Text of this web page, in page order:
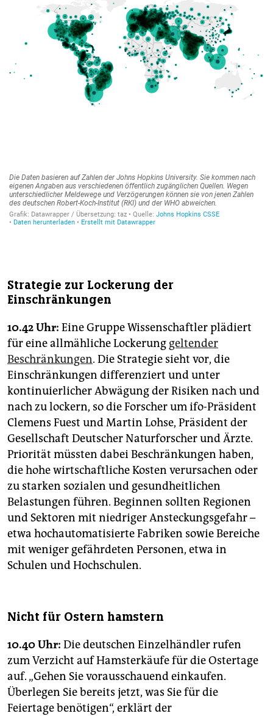
Strategie zur Lockerung der
Einschränkungen
10.42 Uhr: Eine Gruppe Wissenschaftler plädiert
für eine allmähliche Lockerung geltender
Beschränkungen. Die Strategie sieht vor, die
Einschränkungen differenziert und unter
kontinuierlicher Abwägung der Risiken nach und
nach zu lockern, so die Forscher um ifo-Präsident
Clemens Fuest und Martin Lohse, Präsident der
Gesellschaft Deutscher Naturforscher und Ärzte.
Priorität müssten dabei Beschränkungen haben,
die hohe wirtschaftliche Kosten verursachen oder
zu starken sozialen und gesundheitlichen
Belastungen führen. Beginnen sollten Regionen
und Sektoren mit niedriger Ansteckungsgefahr –
etwa hochautomatisierte Fabriken sowie Bereiche
mit weniger gefährdeten Personen, etwa in
Schulen und Hochschulen.
Nicht für Ostern hamstern
10.40 Uhr: Die deutschen Einzelhändler rufen
zum Verzicht auf Hamsterkäufe für die Ostertage
auf. „Gehen Sie vorausschauend einkaufen.
Überlegen Sie bereits jetzt, was Sie für die
Feiertage benötigen“, erklärt der